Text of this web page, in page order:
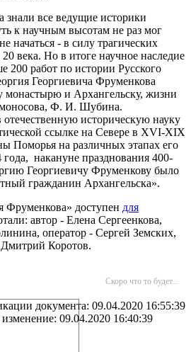
все ведущие историки
к научным высотам не раз мог
начаться - в силу трагических
века. Но в итоге научное наследие
200 работ по истории Русского
Георгиевича Фруменкова
и Архангельску, жизни
Ф. И. Шубина.
историческую науку
ссылке на Севере в XVI-XIX
Поморья на различных этапах его
накануне празднования 400-
Георгиевичу Фруменкову было
гражданин Архангельска».
Фруменкова» доступен для
автор - Елена Сергеенкова,
оператор - Сергей Земских,
Коротов.
Скоро что то будет...
документа: 09.04.2020 16:55:39
09.04.2020 16:40:39